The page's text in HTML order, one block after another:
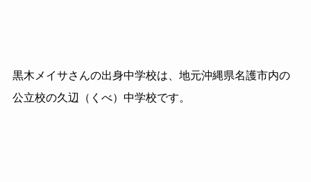
黒木メイサさんの出身中学校は、地元沖縄県名護市内の
公立校の久辺（くべ）中学校です。